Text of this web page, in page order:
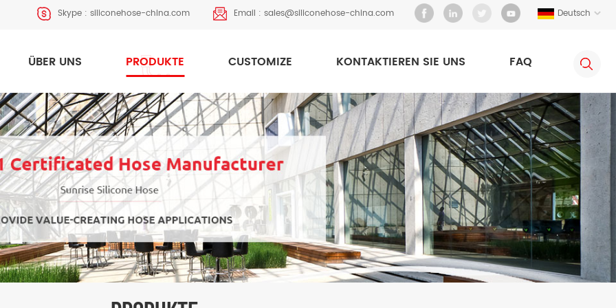
Deutsch
Skype : siliconehose-china.com Email : sales@siliconehose-china.com
ÜBER UNS PRODUKTE CUSTOMIZE KONTAKTIEREN SIE UNS FAQ